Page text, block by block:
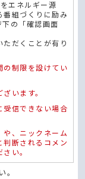
エネルギー源
番組づくりに励み
の「確認画面
だくことが有り
制限を設けてい
います。
信できない場合
、ニックネーム
判断されるコメン
い。
。